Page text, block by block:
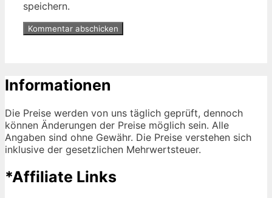
speichern.
Informationen
Die Preise werden von uns täglich geprüft, dennoch
können Änderungen der Preise möglich sein. Alle
Angaben sind ohne Gewähr. Die Preise verstehen sich
inklusive der gesetzlichen Mehrwertsteuer.
*Affiliate Links